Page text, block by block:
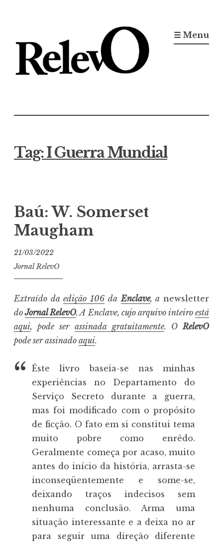
conteúdo
☰ Menu
Tag:I Guerra Mundial
Baú: W. Somerset
Maugham
21/03/2022
Jornal RelevO
Extraído daedição 106 da Enclave, anewsletter
doJornal RelevO. A Enclave, cujo arquivo inteiro está
aqui, pode ser assinada gratuitamente. ORelevO
pode ser assinado aqui.
Êste livro baseia-se nas minhas
experiências no Departamento do
Serviço Secreto durante a guerra,
mas foi modificado com o propósito
de ficção. O fato em si constitui tema
muito pobre como enrêdo.
Geralmente começa por acaso, muito
antes do início da história, arrasta-se
inconseqüentemente e some-se,
deixando traços indecisos sem
nenhuma conclusão. Arma uma
situação interessante e a deixa no ar
para seguir uma direção diferente